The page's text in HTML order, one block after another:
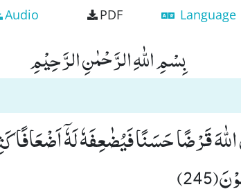
Audio PDF Language
بِسْمِ اللّٰهِ الرَّحْمٰنِ الرَّحِیْمِ
قَرْضًا حَسَنًا فَیُضٰعِفَهٗ لَهٗۤ اَضْعَافًا